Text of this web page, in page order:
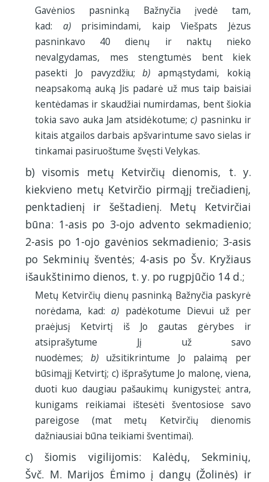
Gavėnios pasninką Bažnyčia įvedė tam,
kad: a)prisimindami, kaip Viešpats Jėzus
pasninkavo 40 dienų ir naktų nieko
nevalgydamas, mes stengtumės bent kiek
pasekti Jo pavyzdžiu;b) apmąstydami, kokią
neapsakomą auką Jis padarė už mus taip baisiai
kentėdamas ir skaudžiai numirdamas, bent šiokia
tokia savo auka Jam atsidėkotume;c) pasninku ir
kitais atgailos darbais apšvarintume savo sielas ir
tinkamai pasiruoštume švęsti Velykas.
b) visomis metų Ketvirčių dienomis, t. y.
kiekvieno metų Ketvirčio pirmąjį trečiadienį,
penktadienį ir šeštadienį. Metų Ketvirčiai
būna: 1-asis po 3-ojo advento sekmadienio;
2-asis po 1-ojo gavėnios sekmadienio; 3-asis
po Sekminių šventės; 4-asis po Šv. Kryžiaus
išaukštinimo dienos, t. y. po rugpjūčio 14 d.;
Metų Ketvirčių dienų pasninką Bažnyčia paskyrė
norėdama, kad:a) padėkotume Dievui už per
praėjusį Ketvirtį iš Jo gautas gėrybes ir
atsiprašytume Jį už savo
nuodėmes; b) užsitikrintume Jo palaimą per
būsimąjį Ketvirtį; c) išprašytume Jo malonę, viena,
duoti kuo daugiau pašaukimų kunigystei; antra,
kunigams reikiamai ištesėti šventosiose savo
pareigose (mat metų Ketvirčių dienomis
dažniausiai būna teikiami šventimai).
c) šiomis vigilijomis: Kalėdų, Sekminių,
Švč. M. Marijos Ėmimo į dangų (Žolinės) ir